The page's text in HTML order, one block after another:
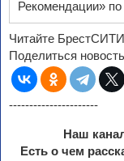
Рекомендации» по
Читайте
Поделиться
----------------------
Наш
Есть о чем